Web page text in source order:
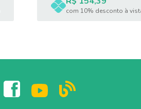
com 10% desconto à